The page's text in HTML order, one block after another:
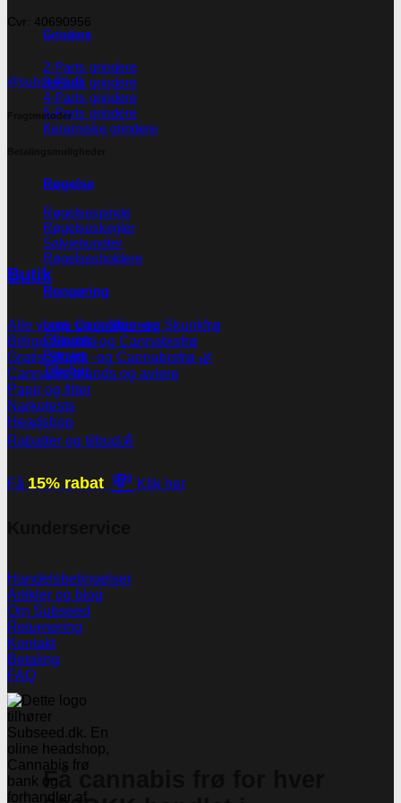
Grindere
2-Parts grindere
3-Parts grindere
4-Parts grindere
5-Parts grindere
Keramiske grindere
Røgelse
Røgelsespinde
Røgelseskegler
Salviebundter
Røgelsesholdere
Rengøring
Lugt- og duftfjernere
Glasrens
Børster
Tilbehør
Få cannabis frø for hver
Cvr: 40690956
@subseed.dk
Fragtmetoder
Butik
Alle vores Cannabis -og Skunkfrø
Billige Skunk -og Cannabisfrø
Gratis Skunk -og Cannabisfrø 🌿
Cannabis brands og avlere
Papir og filter
Narkotests
Headshop
Rabatter og tilbud💰
Få 15% rabat 💸 Klik her
Handelsbetingelser
Artikler og blog
Om Subseed
Returnering
Kontakt
Betaling
FAQ